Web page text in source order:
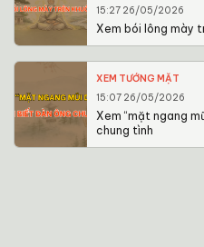
15:27 26/05/2026
Xem bói lông mày
XEM TƯỚNG MẶT
15:07 26/05/2026
Xem “mặt ngang
chung tình